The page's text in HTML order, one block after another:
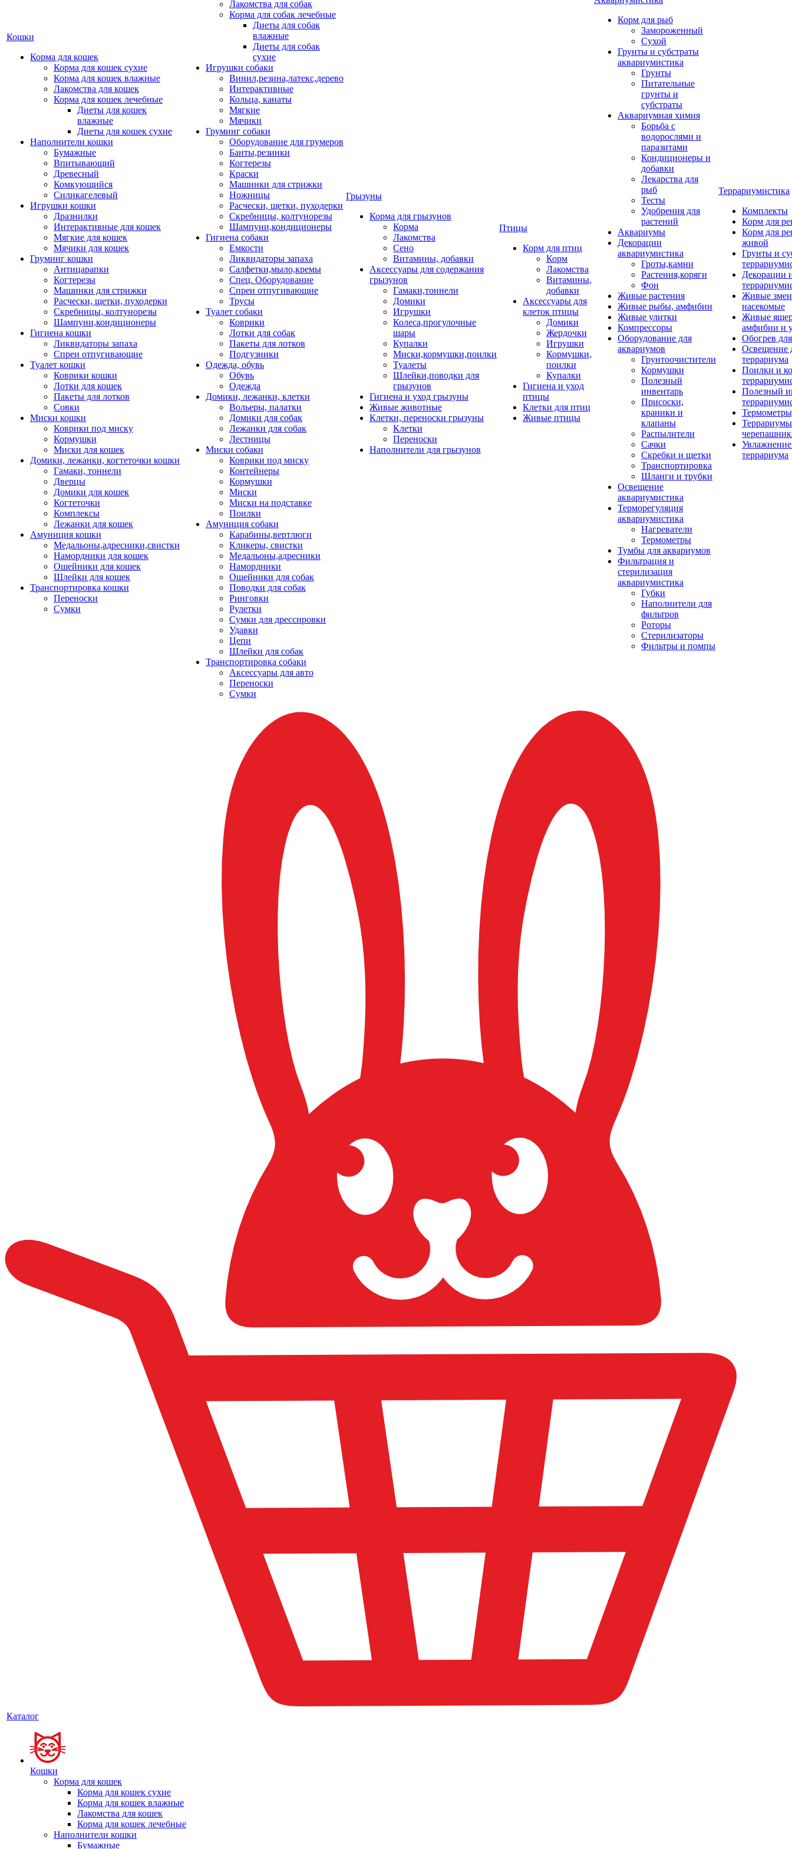
Кошки
Корма для кошек
Корма для кошек сухие
Корма для кошек влажные
Лакомства для кошек
Корма для кошек лечебные
Диеты для кошек
влажные
Диеты для кошек сухие
Наполнители кошки
Бумажные
Впитывающий
Древесный
Комкующийся
Силикагелевый
Игрушки кошки
Дразнилки
Интерактивные для кошек
Мягкие для кошек
Мячики для кошек
Груминг кошки
Антицарапки
Когтерезы
Машинки для стрижки
Расчески, щетки, пуходерки
Скребницы, колтунорезы
Шампуни,кондиционеры
Гигиена кошки
Ликвидаторы запаха
Спреи отпугивающие
Туалет кошки
Коврики кошки
Лотки для кошек
Пакеты для лотков
Совки
Миски кошки
Коврики под миску
Кормушки
Миски для кошек
Домики, лежанки, когтеточки кошки
Гамаки, тоннели
Дверцы
Домики для кошек
Когтеточки
Комплексы
Лежанки для кошек
Амуниция кошки
Медальоны,адресники,свистки
Намордники для кошек
Ошейники для кошек
Шлейки для кошек
Транспортировка кошки
Переноски
Сумки
Лакомства для собак
Корма для собак лечебные
Диеты для собак
влажные
Диеты для собак
сухие
Игрушки собаки
Винил,резина,латекс,дерево
Интерактивные
Кольца, канаты
Мягкие
Мячики
Груминг собаки
Оборудование для грумеров
Банты,резинки
Когтерезы
Краски
Машинки для стрижки
Ножницы
Расчески, щетки, пуходерки
Скребницы, колтунорезы
Шампуни,кондиционеры
Гигиена собаки
Емкости
Ликвидаторы запаха
Салфетки,мыло,кремы
Спец. Оборудование
Спреи отпугивающие
Трусы
Туалет собаки
Коврики
Лотки для собак
Пакеты для лотков
Подгузники
Одежда, обувь
Обувь
Одежда
Домики, лежанки, клетки
Вольеры, палатки
Домики для собак
Лежанки для собак
Лестницы
Миски собаки
Коврики под миску
Контейнеры
Кормушки
Миски
Миски на подставке
Поилки
Амуниция собаки
Карабины,вертлюги
Кликеры, свистки
Медальоны,адресники
Намордники
Ошейники для собак
Поводки для собак
Ринговки
Рулетки
Сумки для дрессировки
Удавки
Цепи
Шлейки для собак
Транспортировка собаки
Аксессуары для авто
Переноски
Сумки
Грызуны
Корма для грызунов
Корма
Лакомства
Сено
Витамины, добавки
Аксессуары для содержания
грызунов
Гамаки,тоннели
Домики
Игрушки
Колеса,прогулочные
шары
Купалки
Миски,кормушки,поилки
Туалеты
Шлейки,поводки для
грызунов
Гигиена и уход грызуны
Живые животные
Клетки, переноски грызуны
Клетки
Переноски
Наполнители для грызунов
Птицы
Корм для птиц
Корм
Лакомства
Витамины,
добавки
Аксессуары для
клеток птицы
Домики
Жердочки
Игрушки
Кормушки,
поилки
Купалки
Гигиена и уход
птицы
Клетки для птиц
Живые птицы
Корм для рыб
Замороженный
Сухой
Грунты и субстраты
аквариумистика
Грунты
Питательные
грунты и
субстраты
Аквариумная химия
Борьба с
водорослями и
паразитами
Кондиционеры и
добавки
Лекарства для
рыб
Тесты
Удобрения для
растений
Аквариумы
Декорации
аквариумистика
Гроты,камни
Растения,коряги
Фон
Живые растения
Живые рыбы, амфибии
Живые улитки
Компрессоры
Оборудование для
аквариумов
Грунтоочистители
Кормушки
Полезный
инвентарь
Присоски,
краники и
клапаны
Распылители
Сачки
Скребки и щетки
Транспортировка
Шланги и трубки
Освещение
аквариумистика
Терморегуляция
аквариумистика
Нагреватели
Термометры
Тумбы для аквариумов
Фильтрация и
стерилизация
аквариумистика
Губки
Наполнители для
фильтров
Роторы
Стерилизаторы
Фильтры и помпы
Террариумистика
Комплекты
Корм для
Корм для
живой
Грунты и
Декорации
Живые
насекомые
Живые
амфибии и
Обогрев
Освещение
террариума
Поилки и
Полезный
террариума
Каталог
Кошки
Корма для кошек
Корма для кошек сухие
Корма для кошек влажные
Лакомства для кошек
Корма для кошек лечебные
Наполнители кошки
Бумажные